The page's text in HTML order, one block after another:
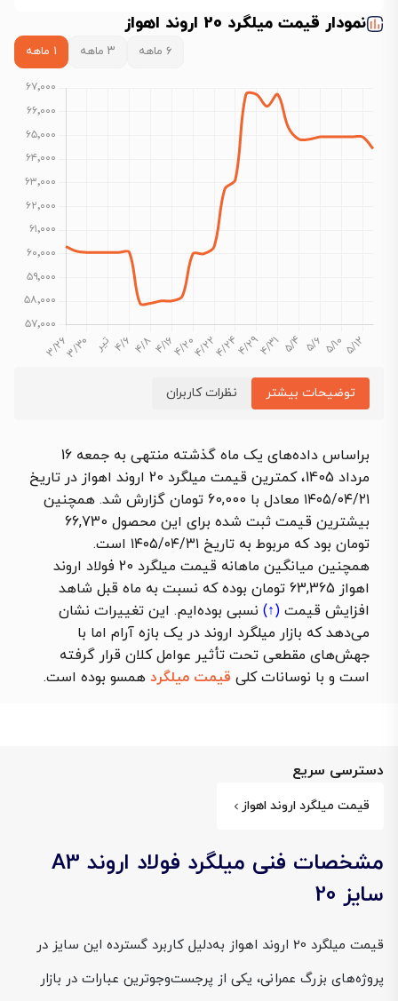
نمودار قیمت میلگرد 20 اروند اهواز
۶ ماهه ۳ ماهه ۱ ماهه
توضیحات بیشتر نظرات کاربران
براساس داده‌های یک ماه گذشته منتهی به جمعه 16
مرداد 1405، کمترین قیمت میلگرد 20 اروند اهواز در تاریخ
۱۴۰۵/۰۴/۲۱ معادل با 60,000 تومان گزارش شد. همچنین
بیشترین قیمت ثبت شده برای این محصول 66,730
تومان بود که مربوط به تاریخ ۱۴۰۵/۰۴/۳۱ است.
همچنین میانگین ماهانه قیمت میلگرد 20 فولاد اروند
اهواز 63,365 تومان بوده که نسبت به ماه قبل شاهد
افزایش قیمت (↑) نسبی بوده‌ایم. این تغییرات نشان
می‌دهد که بازار میلگرد اروند در یک بازه آرام اما با
جهش‌های مقطعی تحت تأثیر عوامل کلان قرار گرفته
است و با نوسانات کلی قیمت میلگرد همسو بوده است.
دسترسی سریع
قیمت میلگرد اروند اهواز
مشخصات فنی میلگرد فولاد اروند A3
سایز 20
قیمت میلگرد 20 اروند اهواز به‌دلیل کاربرد گسترده این سایز در
پروژه‌های بزرگ عمرانی، یکی از پرجست‌وجوترین عبارات در بازار